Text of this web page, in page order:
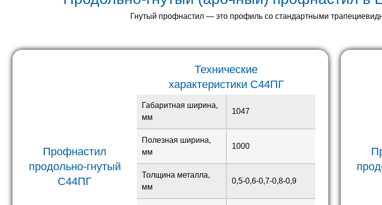
Гнутый профнастил — это профиль со стандартными
Профнастил
продольно-гнутый
С44ПГ
Технические
характеристики С44ПГ
Габаритная ширина,
мм
1047
Полезная ширина,
мм
1000
Толщина металла,
мм
0,5-0,6-0,7-0,8-0,9